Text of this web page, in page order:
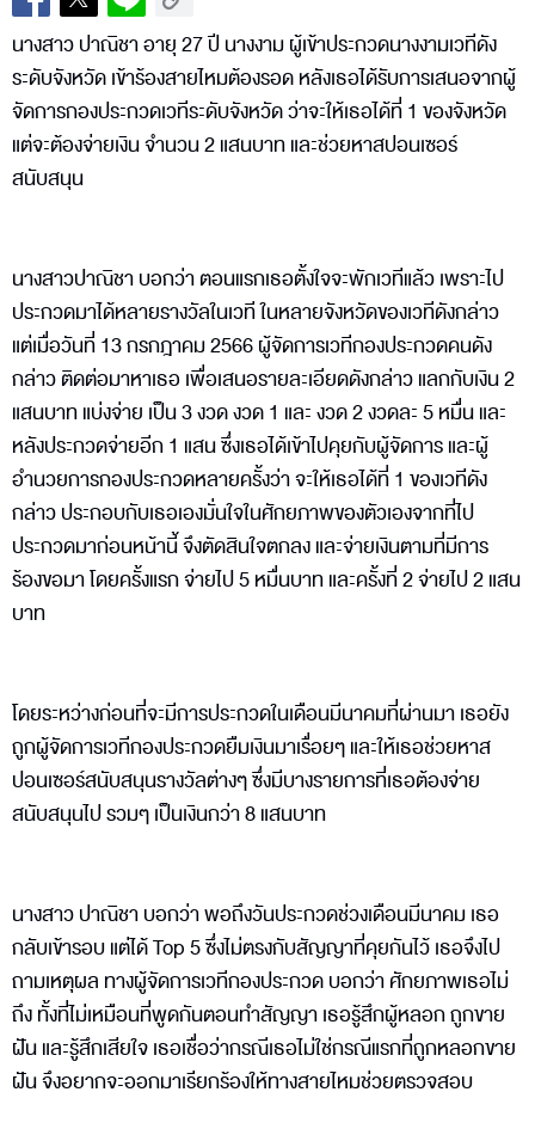
นางสาว ปาณิชา อายุ 27 ปี นางงาม ผู้เข้าประกวดนางงามเวทีดัง
ระดับจังหวัด เข้าร้องสายไหมต้องรอด หลังเธอได้รับการเสนอจากผู้
จัดการกองประกวดเวทีระดับจังหวัด ว่าจะให้เธอได้ที่ 1 ของจังหวัด
แต่จะต้องจ่ายเงิน จำนวน 2 แสนบาท และช่วยหาสปอนเซอร์
สนับสนุน
นางสาวปาณิชา บอกว่า ตอนแรกเธอตั้งใจจะพักเวทีแล้ว เพราะไป
ประกวดมาได้หลายรางวัลในเวที ในหลายจังหวัดของเวทีดังกล่าว
แต่เมื่อวันที่ 13 กรกฎาคม 2566 ผู้จัดการเวทีกองประกวดคนดัง
กล่าว ติดต่อมาหาเธอ เพื่อเสนอรายละเอียดดังกล่าว แลกกับเงิน 2
แสนบาท แบ่งจ่าย เป็น 3 งวด งวด 1 และ งวด 2 งวดละ 5 หมื่น และ
หลังประกวดจ่ายอีก 1 แสน ซึ่งเธอได้เข้าไปคุยกับผู้จัดการ และผู้
อำนวยการกองประกวดหลายครั้งว่า จะให้เธอได้ที่ 1 ของเวทีดัง
กล่าว ประกอบกับเธอเองมั่นใจในศักยภาพของตัวเองจากที่ไป
ประกวดมาก่อนหน้านี้ จึงตัดสินใจตกลง และจ่ายเงินตามที่มีการ
ร้องขอมา โดยครั้งแรก จ่ายไป 5 หมื่นบาท และครั้งที่ 2 จ่ายไป 2 แสน
บาท
โดยระหว่างก่อนที่จะมีการประกวดในเดือนมีนาคมที่ผ่านมา เธอยัง
ถูกผู้จัดการเวทีกองประกวดยืมเงินมาเรื่อยๆ และให้เธอช่วยหาส
ปอนเซอร์สนับสนุนรางวัลต่างๆ ซึ่งมีบางรายการที่เธอต้องจ่าย
สนับสนุนไป รวมๆ เป็นเงินกว่า 8 แสนบาท
นางสาว ปาณิชา บอกว่า พอถึงวันประกวดช่วงเดือนมีนาคม เธอ
กลับเข้ารอบ แต่ได้ Top 5 ซึ่งไม่ตรงกับสัญญาที่คุยกันไว้ เธอจึงไป
ถามเหตุผล ทางผู้จัดการเวทีกองประกวด บอกว่า ศักยภาพเธอไม่
ถึง ทั้งที่ไม่เหมือนที่พูดกันตอนทำสัญญา เธอรู้สึกผู้หลอก ถูกขาย
ฝัน และรู้สึกเสียใจ เธอเชื่อว่ากรณีเธอไม่ใช่กรณีแรกที่ถูกหลอกขาย
ฝัน จึงอยากจะออกมาเรียกร้องให้ทางสายไหมช่วยตรวจสอบ